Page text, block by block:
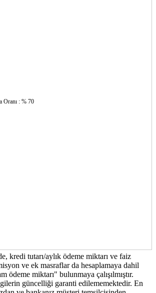
Oranı : % 70
kredi tutarı/aylık ödeme miktarı ve faiz
ve ek masraflar da hesaplamaya dahil
ödeme miktarı" bulunmaya çalışılmıştır.
güncelliği garanti edilememektedir. En